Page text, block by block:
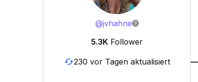
@jvhahne
5.3K Follower
230 vor Tagen aktualisiert